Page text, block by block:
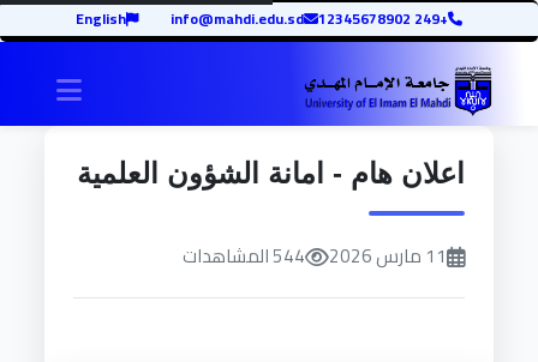
+249 12345678902
info@mahdi.edu.sd
English
اعلان هام - امانة الشؤون العلمية
11 مارس 2026 544 المشاهدات